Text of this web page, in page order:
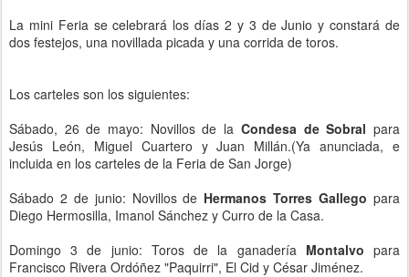
La mini Feria se celebrará los días 2 y 3 de Junio y constará de
dos festejos, una novillada picada y una corrida de toros.
Los carteles son los siguientes:
Sábado, 26 de mayo: Novillos de la Condesa de Sobral para
Jesús León, Miguel Cuartero y Juan Millán.(Ya anunciada, e
incluida en los carteles de la Feria de San Jorge)
Sábado 2 de junio: Novillos de Hermanos Torres Gallego para
Diego Hermosilla, Imanol Sánchez y Curro de la Casa.
Domingo 3 de junio: Toros de la ganadería Montalvo para
Francisco Rivera Ordóñez "Paquirri", El Cid y César Jiménez.